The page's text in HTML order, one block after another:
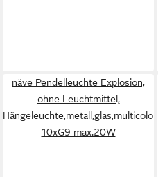
näve Pendelleuchte Explosion,
ohne Leuchtmittel,
Hängeleuchte,metall,glas,multicolor,
10xG9 max.20W